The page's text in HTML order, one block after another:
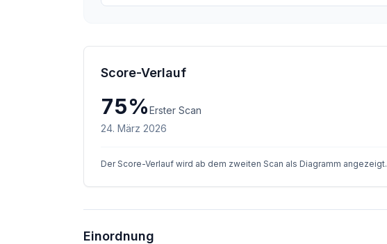
Score-Verlauf
75%Erster Scan
24. März 2026
Der Score-Verlauf wird ab dem zweiten Scan als Diagramm angezeigt.
Einordnung